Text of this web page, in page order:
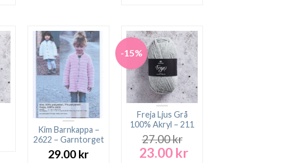
Kim Barnkappa –
2622 – Garntorget
29.00 kr
-15%
Freja Ljus Grå
100% Akryl – 211
27.00kr
Det
23.00 krDet